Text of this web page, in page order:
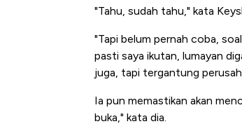
"Tahu, sudah tahu," kata
"Tapi belum pernah coba,
pasti saya ikutan, lumayan
juga, tapi tergantung
Ia pun memastikan akan
buka," kata dia.